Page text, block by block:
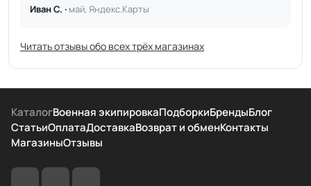
Иван С. · май, Яндекс.Карты
Читать отзывы обо всех трёх магазинах
КаталогВоенная экипировкаПодборкиБрендыБлог
СтатьиОплатаДоставкаВозврат и обменКонтакты
МагазиныОтзывы